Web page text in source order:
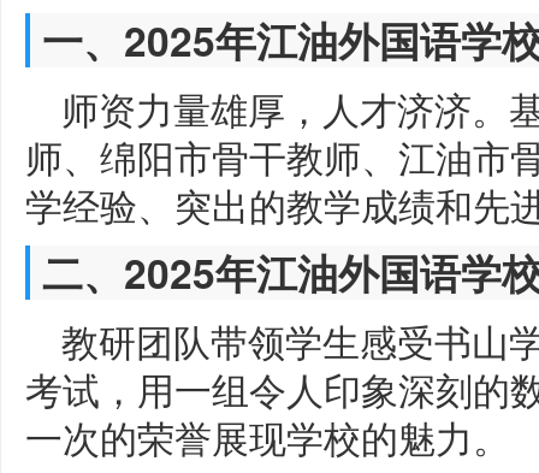
一、2025年江油外国语学
师资力量雄厚，人才济济。
师、绵阳市骨干教师、江油市
学经验、突出的教学成绩和先
二、2025年江油外国语学
教研团队带领学生感受书山
考试，用一组令人印象深刻的
一次的荣誉展现学校的魅力。